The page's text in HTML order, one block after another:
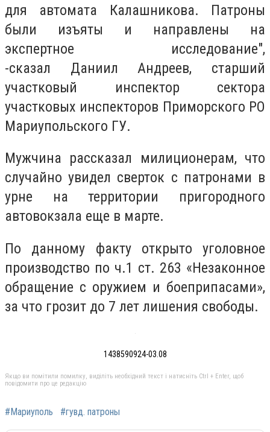
для автомата Калашникова. Патроны
были изъяты и направлены на
экспертное исследование",
-сказал Даниил Андреев, старший
участковый инспектор сектора
участковых инспекторов Приморского РО
Мариупольского ГУ.
Мужчина рассказал милиционерам, что
случайно увидел сверток с патронами в
урне на территории пригородного
автовокзала еще в марте.
По данному факту открыто уголовное
производство по ч.1 ст. 263 «Незаконное
обращение с оружием и боеприпасами»,
за что грозит до 7 лет лишения свободы.
1438590924-03.08
Якщо ви помітили помилку, виділіть необхідний текст і натисніть Ctrl + Enter, щоб
повідомити про це редакцію
#Мариуполь #гувд. патроны